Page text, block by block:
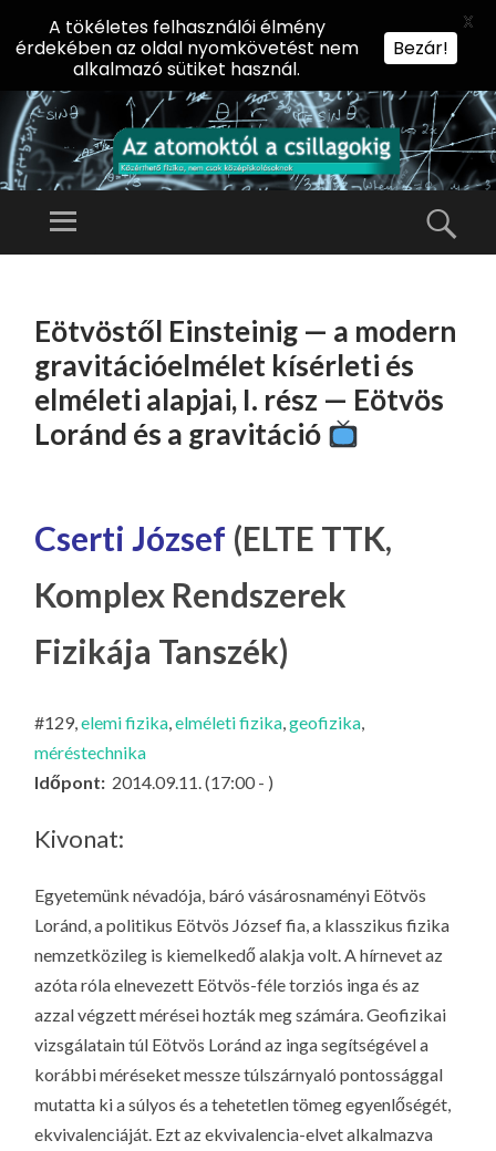
AZ
KT
Ó
L
A
G
KI
G
Előadássorozat
Természettudományi
Kar Fizikai
Intézetében
Menü
TARTALOMHOZ
Eötvöstől Einsteinig — a modern
gravitációelmélet kísérleti és
elméleti alapjai, I. rész — Eötvös
Loránd és a gravitáció
Cserti József (ELTE TTK,
Komplex Rendszerek
Fizikája Tanszék)
#129,elemi fizika,elméleti fizika,geofizika,
méréstechnika
Időpont: 2014.09.11. (17:00 - )
Kivonat:
Egyetemünk névadója, báró vásárosnaményi Eötvös
Loránd, a politikus Eötvös József fia, a klasszikus fizika
nemzetközileg is kiemelkedő alakja volt. A hírnevet az
azóta róla elnevezett Eötvös-féle torziós inga és az
azzal végzett mérései hozták meg számára. Geofizikai
vizsgálatain túl Eötvös Loránd az inga segítségével a
korábbi méréseket messze túlszárnyaló pontossággal
mutatta ki asúlyos és atehetetlentömeg egyenlőségét,
ekvivalenciáját. Ezt az ekvivalencia-elvet alkalmazva
A tökéletes felhasználói élmény
érdekében az oldal nyomkövetést nem
alkalmazó sütiket használ.
Bezár!
X